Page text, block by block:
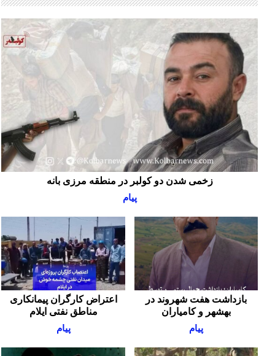
زخمی شدن دو کولبر در منطقه مرزی بانه
پیام
بازداشت هفت شهروند در
بهشهر و کامیاران
پیام
اعتراض کارگران پیمانکاری
مناطق نفتی ایلام
پیام